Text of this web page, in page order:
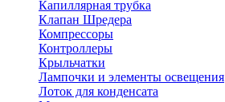
Капиллярная трубка
Клапан Шредера
Компрессоры
Контроллеры
Крыльчатки
Лампочки и элементы освещения
Лоток для конденсата